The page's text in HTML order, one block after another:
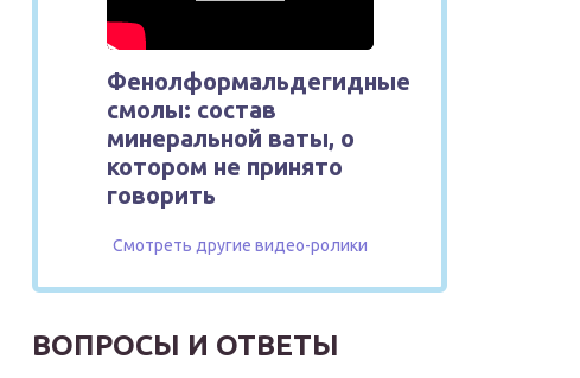
Фенолформальдегидные
смолы: состав
минеральной ваты, о
котором не принято
говорить
Смотреть другие видео-ролики
ВОПРОСЫ И ОТВЕТЫ